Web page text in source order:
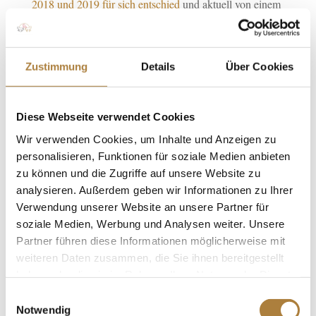
Zustimmung Details Über Cookies
Diese Webseite verwendet Cookies
Wir verwenden Cookies, um Inhalte und Anzeigen zu
personalisieren, Funktionen für soziale Medien anbieten
zu können und die Zugriffe auf unsere Website zu
analysieren. Außerdem geben wir Informationen zu Ihrer
Verwendung unserer Website an unsere Partner für
soziale Medien, Werbung und Analysen weiter. Unsere
Partner führen diese Informationen möglicherweise mit
weiteren Daten zusammen, die Sie ihnen bereitgestellt
Notwendig
2018 und 2019 für sich entschied und aktuell von einem
Erfolg zum nächsten reitet. Erst kürzlich gewann er den
Großen Preis im belgischen Lier mit Floyo VDL. Nach
seiner Zeit als Bereiter im Stall von Ludger Beerbaum
auf die Reitanlage der Familie Pohl in Marburg-
Dagobertshausen, wo er mit Nationenpreisreiter David
Will ein Team bildet.
Richard Vogel ist Teil des Nachwuchskaders 1 U25 und
damit für das Finale von Deutschlands U25 Springpokal
startberechtigt. Neben ihm haben sich die fünf Besten
der Stationen in Braunschweig und Warendorf sowie die
übrigen Mitglieder des NK1 U25 und die Reiter, die von
Bundestrainer Heinrich-Hermann Engemann benannt